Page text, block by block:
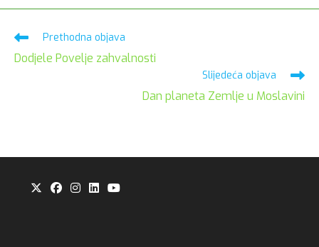
Pročitaj
članaka
Prethodna objava
Dodjele Povelje zahvalnosti
Slijedeća objava
Dan planeta Zemlje u Moslavini